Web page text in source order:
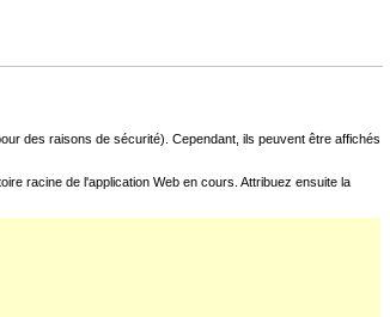
des raisons de sécurité). Cependant, ils peuvent être affichés
racine de l'application Web en cours. Attribuez ensuite la